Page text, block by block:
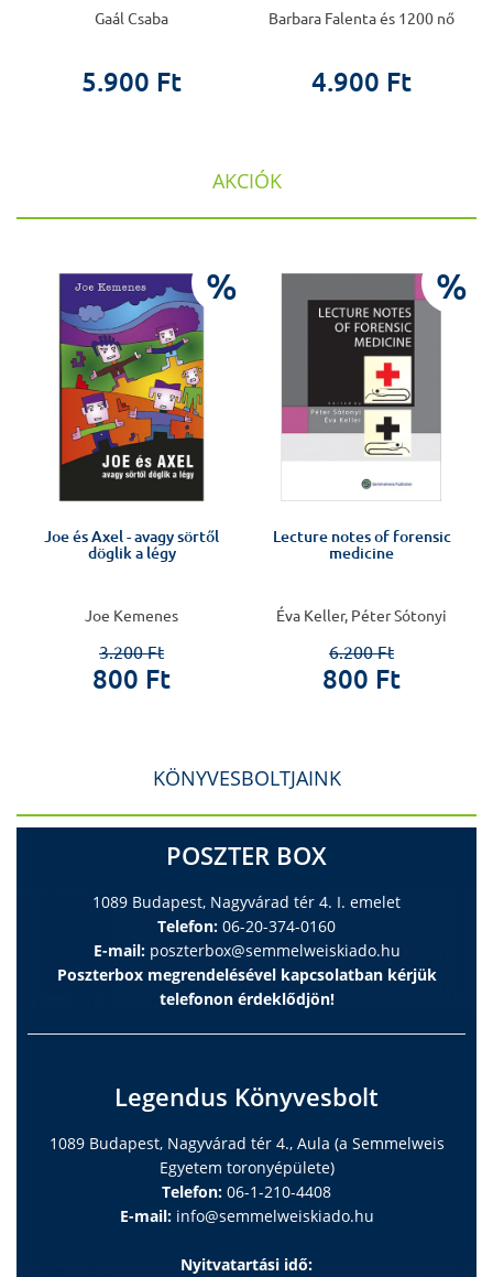
Gaál Csaba
5.900 Ft
Barbara Falenta és 1200 nő
4.900 Ft
AKCIÓK
%
Joe és Axel - avagy sörtől
döglik a légy
Joe Kemenes
3.200 Ft
800 Ft
%
Lecture notes of forensic
medicine
Éva Keller, Péter Sótonyi
6.200 Ft
800 Ft
KÖNYVESBOLTJAINK
POSZTER BOX
1089 Budapest, Nagyvárad tér 4. I. emelet
Telefon: 06-20-374-0160
E-mail: poszterbox@semmelweiskiado.hu
Poszterbox megrendelésével kapcsolatban kérjük
telefonon érdeklődjön!
Legendus Könyvesbolt
1089 Budapest, Nagyvárad tér 4., Aula (a Semmelweis
Egyetem toronyépülete)
Telefon: 06-1-210-4408
E-mail: info@semmelweiskiado.hu
Nyitvatartási idő: